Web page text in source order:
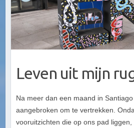
Leven uit mijn
Na meer dan een maand in
aangebroken om te vertrekken.
vooruitzichten die op ons pad